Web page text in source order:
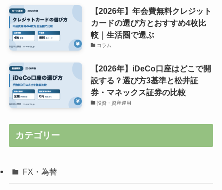
【2026年】年会費無料クレジット
カードの選び方とおすすめ4枚比
較｜生活圏で選ぶ
コラム
【2026年】iDeCo口座はどこで開
設する？選び方3基準と松井証
券・マネックス証券の比較
投資・資産運用
カテゴリー
FX・為替